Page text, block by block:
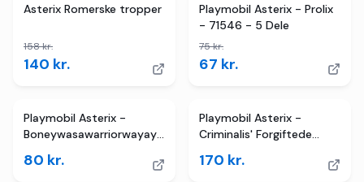
TILBUD
3butikker
Asterix Romerske tropper
158kr.
140 kr.
TILBUD
2butikker
Playmobil Asterix - Prolix
- 71546 - 5 Dele
75kr.
67 kr.
Playmobil Asterix -
Boneywasawarriorwayayix
80 kr.
Playmobil Asterix -
Criminalis' Forgiftede
170 kr.